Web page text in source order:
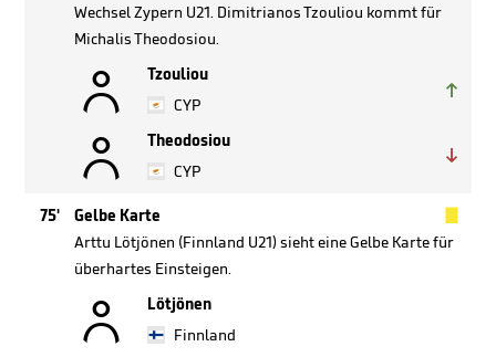
Wechsel Zypern U21. Dimitrianos Tzouliou kommt für
Michalis Theodosiou.

Tzouliou
CYP


Theodosiou
CYP

75' Gelbe Karte
Arttu Lötjönen (Finnland U21) sieht eine Gelbe Karte für
überhartes Einsteigen.

Lötjönen
Finnland